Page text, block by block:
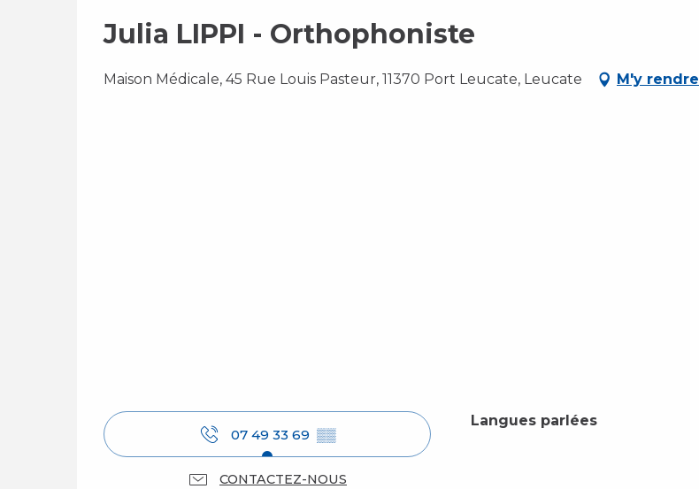
Julia LIPPI - Orthophoniste
Maison Médicale, 45 Rue Louis Pasteur, 11370 Port Leucate, Leucate M'y rendre
07 49 33 69 ▒▒
CONTACTEZ-NOUS
Langues parlées
Langues parlées